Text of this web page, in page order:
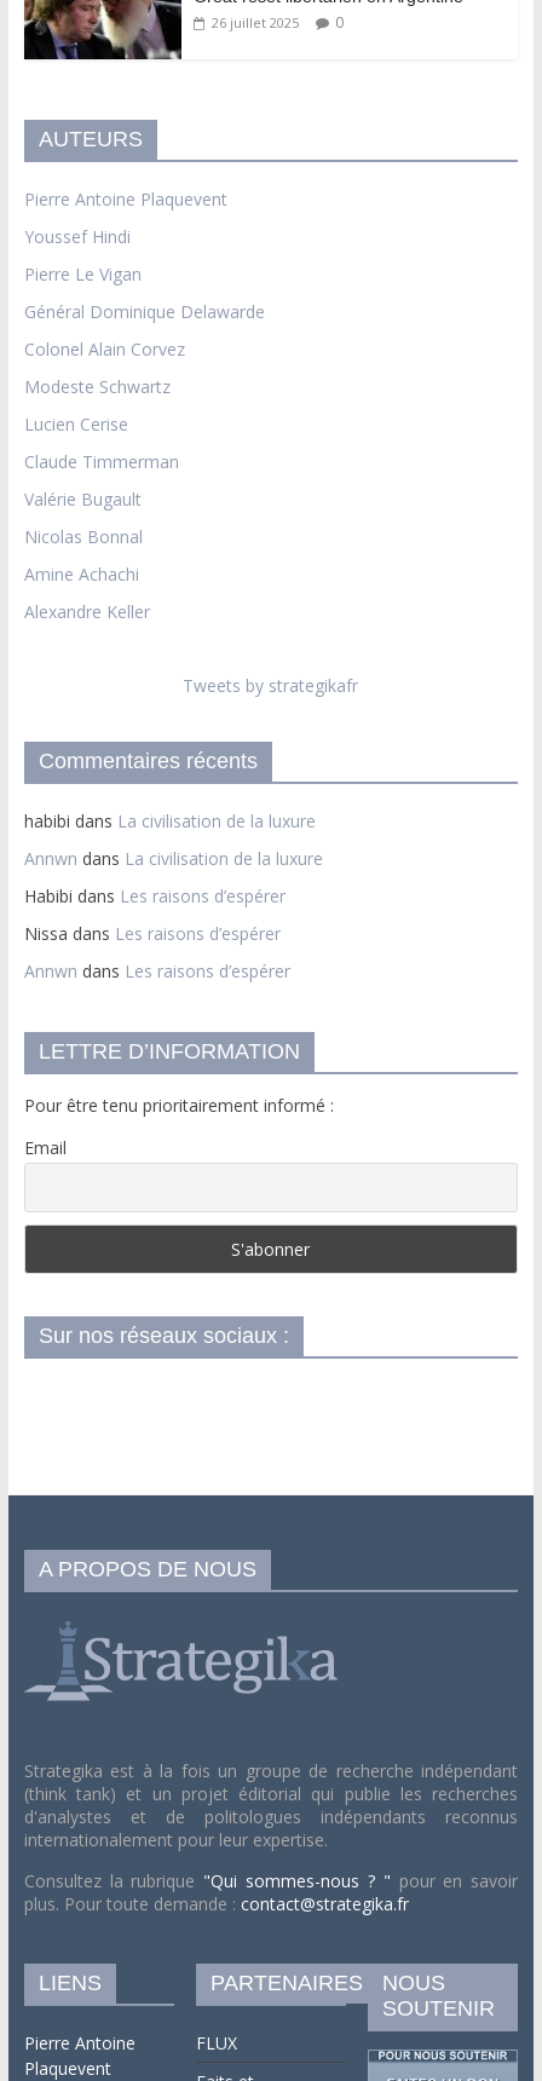
26 juillet 2025 0
AUTEURS
Pierre Antoine Plaquevent
Youssef Hindi
Pierre Le Vigan
Général Dominique Delawarde
Colonel Alain Corvez
Modeste Schwartz
Lucien Cerise
Claude Timmerman
Valérie Bugault
Nicolas Bonnal
Amine Achachi
Alexandre Keller
Tweets by strategikafr
Commentaires récents
habibi dans La civilisation de la luxure
Annwn dans La civilisation de la luxure
Habibi dans Les raisons d’espérer
Nissa dans Les raisons d’espérer
Annwn dans Les raisons d’espérer
LETTRE D’INFORMATION
Pour être tenu prioritairement informé :
Email
Sur nos réseaux sociaux :
A PROPOS DE NOUS
Strategika est à la fois un groupe de recherche indépendant
(think tank) et un projet éditorial qui publie les recherches
d'analystes et de politologues indépendants reconnus
internationalement pour leur expertise.
Consultez la rubrique "Qui sommes-nous ? " pour en savoir
plus. Pour toute demande : contact@strategika.fr
LIENS
Pierre Antoine
Plaquevent
PARTENAIRES
FLUX
NOUS
SOUTENIR